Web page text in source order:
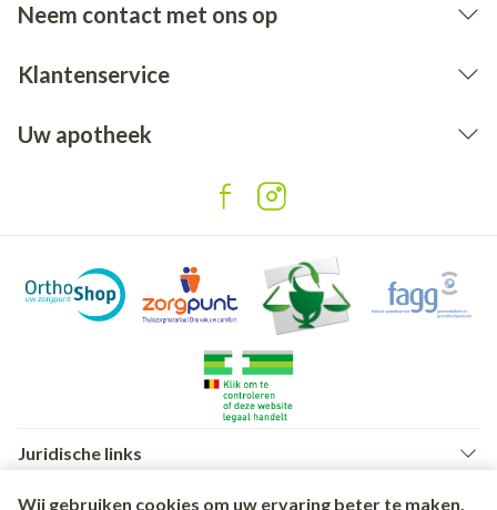
Wij gebruiken cookies om uw ervaring beter te maken.
Neem contact met ons op
Klantenservice
Uw apotheek
Juridische links